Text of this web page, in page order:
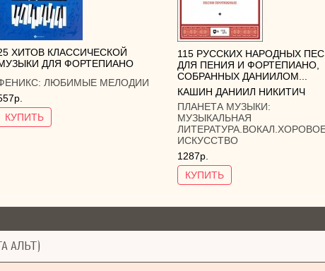
ХИТОВ КЛАССИЧЕСКОЙ
ДЛЯ ФОРТЕПИАНО
ЛЮБИМЫЕ МЕЛОДИИ
КУПИТЬ
115 РУССКИХ НАРОДНЫХ
ДЛЯ ПЕНИЯ И ФОРТЕПИАНО,
СОБРАННЫХ ДАНИИЛОМ...
КАШИН ДАНИИЛ НИКИТИЧ
ПЛАНЕТА МУЗЫКИ:
МУЗЫКАЛЬНАЯ
ИСКУССТВО
1287р.
КУПИТЬ
АЛЬТ)